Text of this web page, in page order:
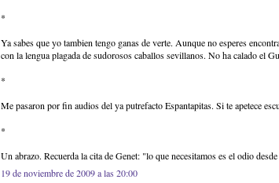
*
Ya sabes que yo tambien tengo ganas de verte. Aunque no esperes
con la lengua plagada de sudorosos caballos sevillanos. No ha calado el
*
Me pasaron por fin audios del ya putrefacto Espantapitas. Si te apetece
*
Un abrazo. Recuerda la cita de Genet: "lo que necesitamos es el odio
19 de noviembre de 2009 a las 20:00